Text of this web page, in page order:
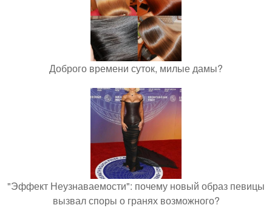
Доброго времени суток, милые дамы?
"Эффект Неузнаваемости": почему новый образ певицы
вызвал споры о гранях возможного?